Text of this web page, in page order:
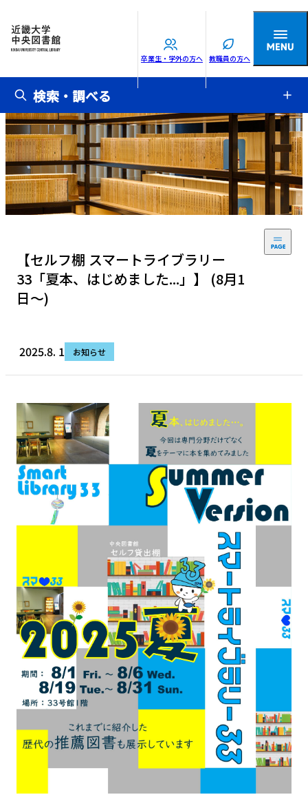
卒業生・学外の方へ 教職員の方へ
検索・調べる
【セルフ棚 スマートライブラリー
33「夏本、はじめました...」】 (8月1
日～)
2025.8. 1 お知らせ